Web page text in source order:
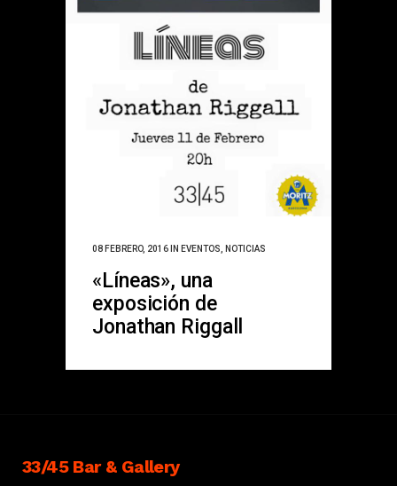
08 FEBRERO, 2016 IN EVENTOS NOTICIAS
«Líneas», una
exposición de
Jonathan Riggall
33/45 Bar & Gallery